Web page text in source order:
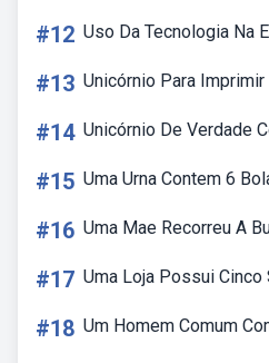
#12 Uso Da Tecnologia Na
#13 Unicórnio Para Imprimir
#14 Unicórnio De Verdade
#15 Uma Urna Contem 6
#16 Uma Mae Recorreu A
#17 Uma Loja Possui
#18 Um Homem Comum